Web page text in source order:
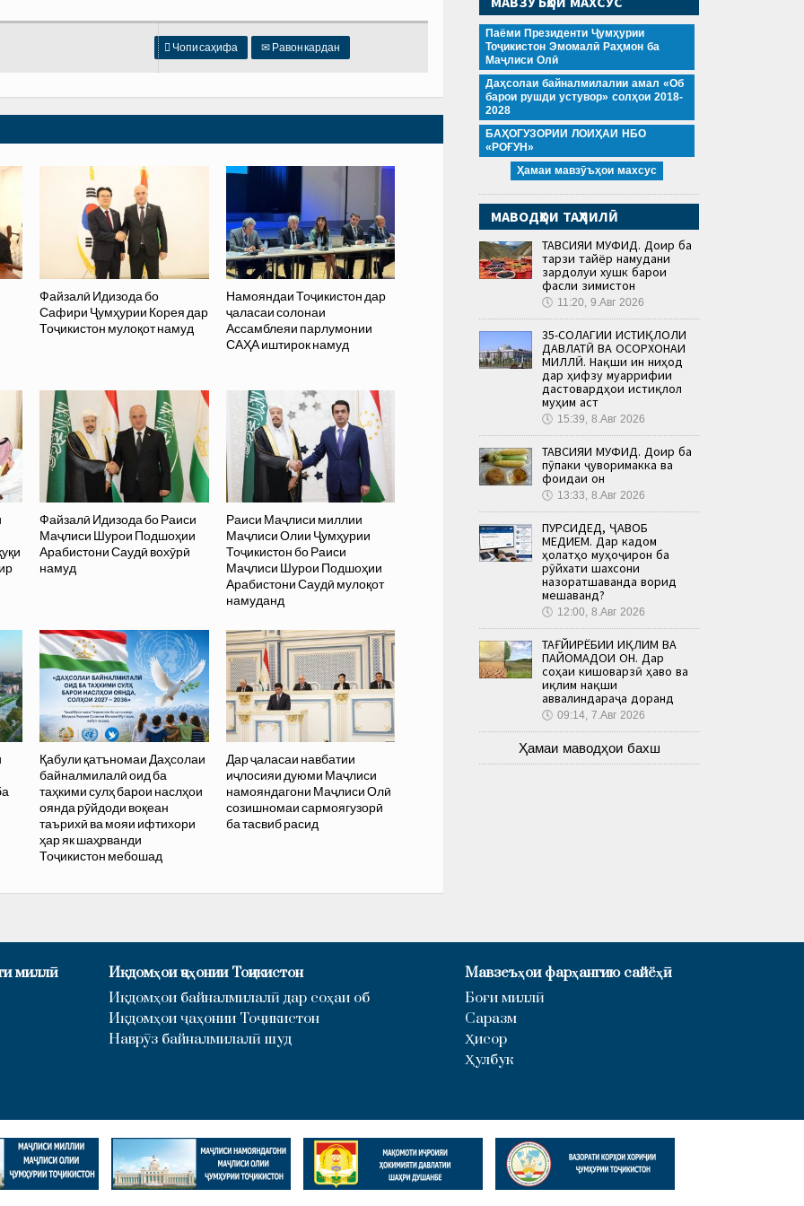
 Чопи саҳифа ✉ Равон кардан
Файзалӣ Идизода бо
Сафири Ҷумҳурии Корея дар
Тоҷикистон мулоқот намуд
Намояндаи Тоҷикистон дар
ҷаласаи солонаи
Ассамблеяи парлумонии
САҲА иштирок намуд
Файзалӣ Идизода бо Раиси
Маҷлиси Шурои Подшоҳии
Арабистони Саудӣ вохӯрӣ
намуд
Раиси Маҷлиси миллии
Маҷлиси Олии Ҷумҳурии
Тоҷикистон бо Раиси
Маҷлиси Шурои Подшоҳии
Арабистони Саудӣ мулоқот
намуданд
Қабули қатъномаи Даҳсолаи
байналмилалӣ оид ба
таҳкими сулҳ барои наслҳои
оянда рӯйдоди воқеан
таърихӣ ва мояи ифтихори
ҳар як шаҳрванди
Тоҷикистон мебошад
Дар ҷаласаи навбатии
иҷлосияи дуюми Маҷлиси
намояндагони Маҷлиси Олӣ
созишномаи сармоягузорӣ
ба тасвиб расид
Паёми Президенти Ҷумҳурии
Тоҷикистон Эмомалӣ Раҳмон ба
Маҷлиси Олӣ
Даҳсолаи байналмилалии амал «Об
барои рушди устувор» солҳои 2018-
2028
БАҲОГУЗОРИИ ЛОИҲАИ НБО
«РОҒУН»
Ҳамаи мавзӯъҳои махсус
МАВОДҲОИ ТАҲЛИЛӢ
ТАВСИЯИ МУФИД. Доир ба
тарзи тайёр намудани
зардолуи хушк барои
фасли зимистон
🕔 11:20, 9.Авг 2026
35-СОЛАГИИ ИСТИҚЛОЛИ
ДАВЛАТӢ ВА ОСОРХОНАИ
МИЛЛӢ. Нақши ин ниҳод
дар ҳифзу муаррифии
дастовардҳои истиқлол
муҳим аст
🕔 15:39, 8.Авг 2026
ТАВСИЯИ МУФИД. Доир ба
пӯпаки ҷуворимакка ва
фоидаи он
🕔 13:33, 8.Авг 2026
ПУРСИДЕД, ҶАВОБ
МЕДИҲЕМ. Дар кадом
ҳолатҳо муҳоҷирон ба
рӯйхати шахсони
назоратшаванда ворид
мешаванд?
🕔 12:00, 8.Авг 2026
ТАҒЙИРЁБИИ ИҚЛИМ ВА
ПАЙОМАДҲОИ ОН. Дар
соҳаи кишоварзӣ ҳаво ва
иқлим нақши
аввалиндараҷа доранд
🕔 09:14, 7.Авг 2026
Ҳамаи маводҳои бахш
миллӣ
Иқдомҳои ҷаҳонии Тоҷикистон
Иқдомҳои байналмилалӣ дар соҳаи об
Иқдомҳои ҷаҳонии Тоҷикистон
Наврӯз байналмилалӣ шуд
Мавзеъҳои фарҳангию сайёҳӣ
Боғи миллӣ
Саразм
Ҳисор
Ҳулбук